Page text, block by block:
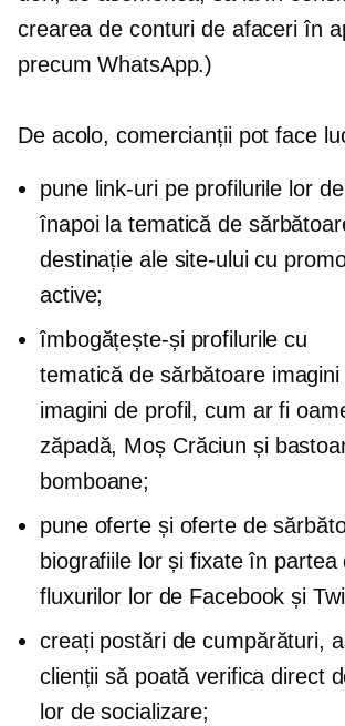
crearea de conturi de afaceri în
precum WhatsApp.)
De acolo, comercianții pot face
pune link-uri pe profilurile lor
înapoi latematică de
destinație ale site-ului cu
active;
îmbogățește-și profilurile cu
tematică de sărbătoareimagini
imagini de profil, cum ar fi
zăpadă, Moș Crăciun și
bomboane;
pune oferte și oferte de
biografiile lor și fixate în partea
fluxurilor lor de Facebook și
creați postări de cumpărături,
clienții să poată verifica direct
lor de socializare;